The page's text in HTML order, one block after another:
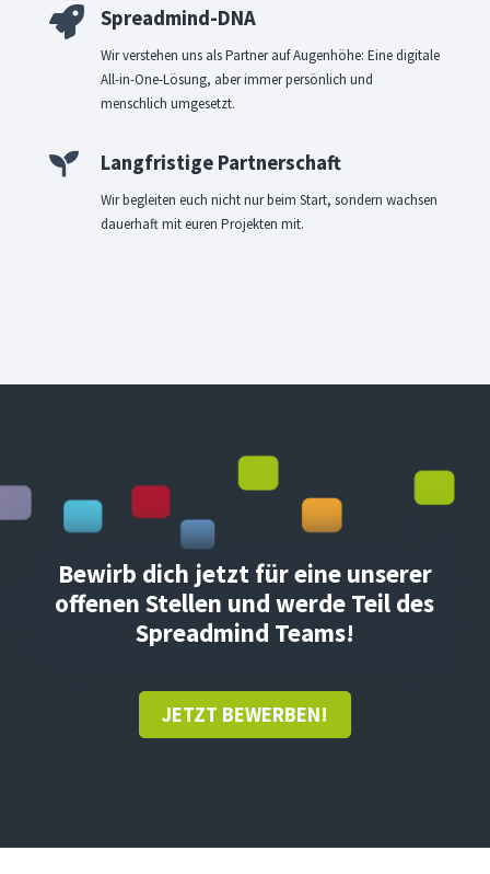
 Spreadmind-DNA
Wir verstehen uns als Partner auf Augenhöhe: Eine digitale
All-in-One-Lösung, aber immer persönlich und
menschlich umgesetzt.
 Langfristige Partnerschaft
Wir begleiten euch nicht nur beim Start, sondern wachsen
dauerhaft mit euren Projekten mit.
Bewirb dich jetzt für eine unserer
offenen Stellen und werde Teil des
Spreadmind Teams!
JETZT BEWERBEN!